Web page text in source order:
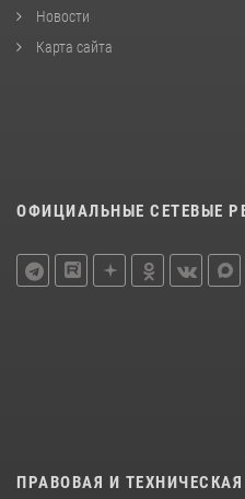
Новости
Карта сайта
ОФИЦИАЛЬНЫЕ СЕТЕВЫЕ
ПРАВОВАЯ И